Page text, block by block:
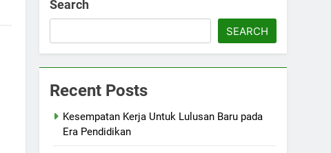
Search
SEARCH
Recent Posts
Kesempatan Kerja Untuk Lulusan Baru pada
Era Pendidikan